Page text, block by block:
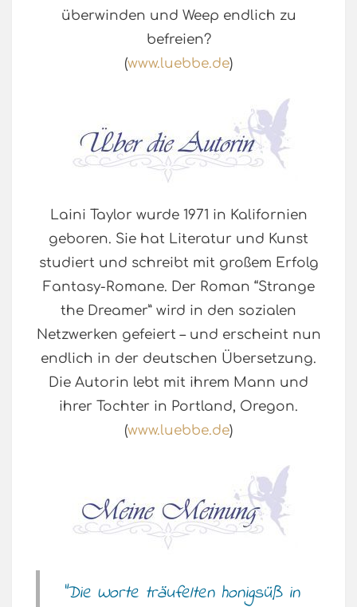
überwinden und Weep endlich zu
befreien?
(www.luebbe.de)
Laini Taylor wurde 1971 in Kalifornien
geboren. Sie hat Literatur und Kunst
studiert und schreibt mit großem Erfolg
Fantasy-Romane. Der Roman “Strange
the Dreamer” wird in den sozialen
Netzwerken gefeiert – und erscheint nun
endlich in der deutschen Übersetzung.
Die Autorin lebt mit ihrem Mann und
ihrer Tochter in Portland, Oregon.
(www.luebbe.de)
“Die Worte träufelten honigsüß in